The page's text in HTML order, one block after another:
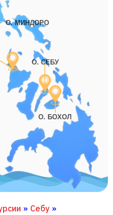
О. МИНДОРО
О. СЕБУ
О. БОХОЛ
» Себу »